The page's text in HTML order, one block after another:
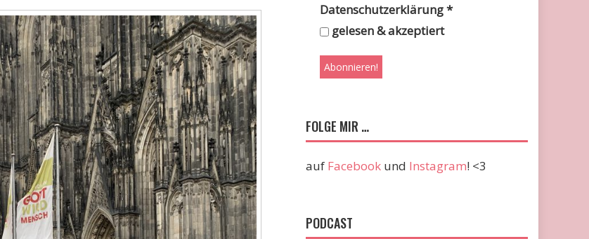
Datenschutzerklärung*
gelesen & akzeptiert
FOLGE MIR …
auf Facebook und Instagram! <3
PODCAST